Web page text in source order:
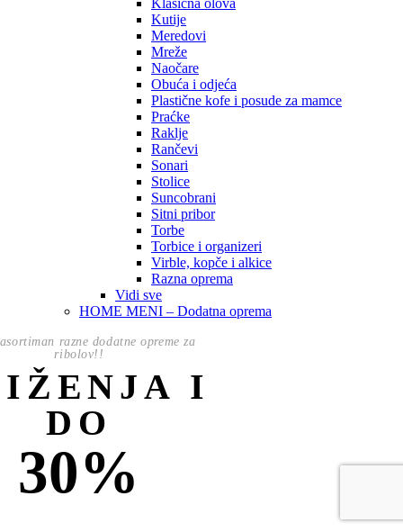
Klasična olova
Kutije
Meredovi
Mreže
Naočare
Obuća i odjeća
Plastične kofe i posude za mamce
Praćke
Raklje
Rančevi
Sonari
Stolice
Suncobrani
Sitni pribor
Torbe
Torbice i organizeri
Virble, kopče i alkice
Razna oprema
Vidi sve
HOME MENI – Dodatna oprema
razne dodatne opreme za
ribolov!!
I
DO
30%